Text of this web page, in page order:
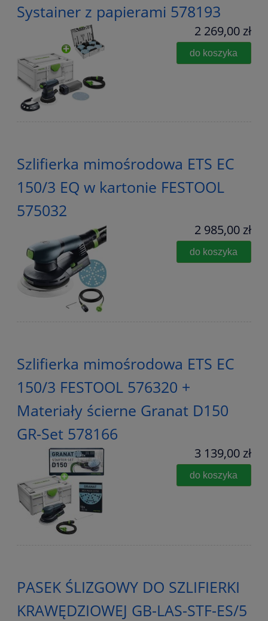
Systainer z papierami 578193
2 269,00 zł
do koszyka
Szlifierka mimośrodowa ETS EC
150/3 EQ w kartonie FESTOOL
575032
2 985,00 zł
do koszyka
Szlifierka mimośrodowa ETS EC
150/3 FESTOOL 576320 +
Materiały ścierne Granat D150
GR-Set 578166
3 139,00 zł
do koszyka
PASEK ŚLIZGOWY DO SZLIFIERKI
KRAWĘDZIOWEJ GB-LAS-STF-ES/5